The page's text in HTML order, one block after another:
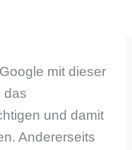
mit dieser
das
und damit
Andererseits